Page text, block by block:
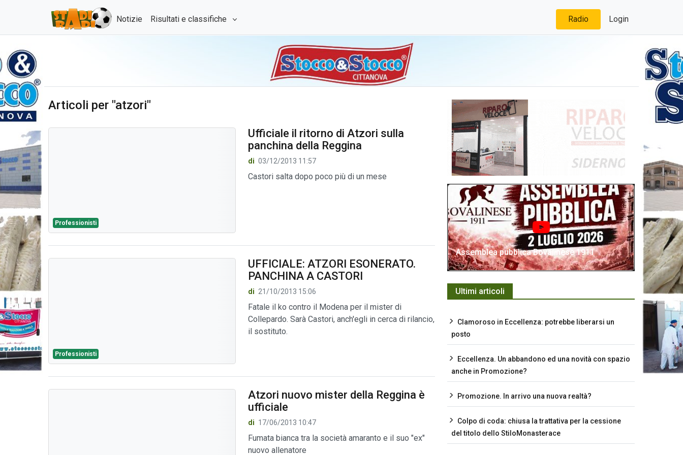
Notizie Risultati e classifiche Radio Login
Articoli per "atzori"
Professionisti
Ufficiale il ritorno di Atzori sulla
panchina della Reggina
di 03/12/2013 11:57
Castori salta dopo poco più di un mese
Professionisti
UFFICIALE: ATZORI ESONERATO.
PANCHINA A CASTORI
di 21/10/2013 15:06
Fatale il ko contro il Modena per il mister di
Collepardo. Sarà Castori, anch'egli in cerca di rilancio,
il sostituto.
Atzori nuovo mister della Reggina è
ufficiale
di 17/06/2013 10:47
Fumata bianca tra la società amaranto e il suo "ex"
nuovo allenatore
Assemblea pubblica Bovalinese 1911
Ultimi articoli
Clamoroso in Eccellenza: potrebbe liberarsi un
posto
Eccellenza. Un abbandono ed una novità con spazio
anche in Promozione?
Promozione. In arrivo una nuova realtà?
Colpo di coda: chiusa la trattativa per la cessione
del titolo dello StiloMonasterace